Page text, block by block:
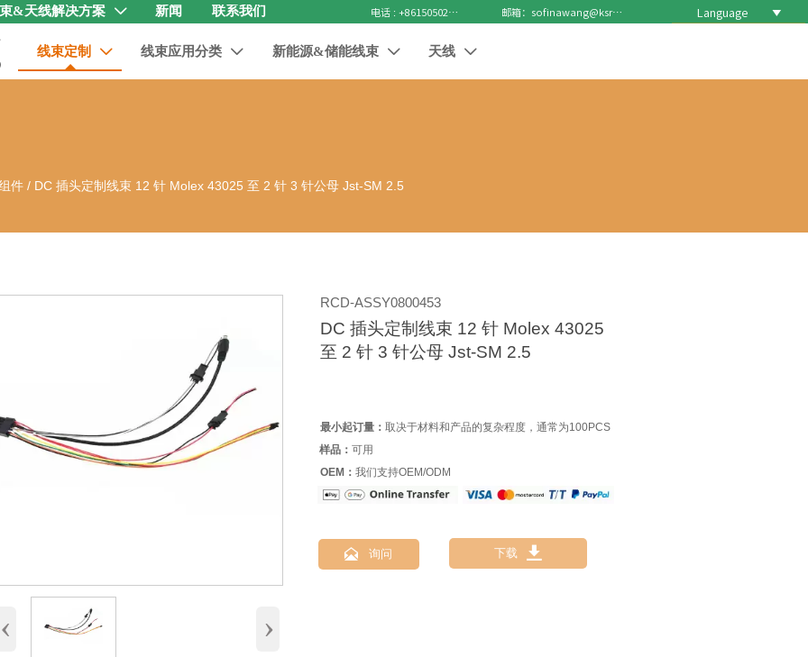
&天线解决方案  新闻 联系我们 电话 : +8615050271688 邮箱：sofinawang@ksrcd.com Language 
线束定制  线束应用分类  新能源&储能线束  天线 
件 / DC 插头定制线束 12 针 Molex 43025 至 2 针 3 针公母 Jst-SM 2.5
‹ ›
RCD-ASSY0800453
DC 插头定制线束 12 针 Molex 43025
至 2 针 3 针公母 Jst-SM 2.5
最小起订量： 取决于材料和产品的复杂程度，通常为100PCS
样品：可用
OEM： 我们支持OEM/ODM
 询问 下载 